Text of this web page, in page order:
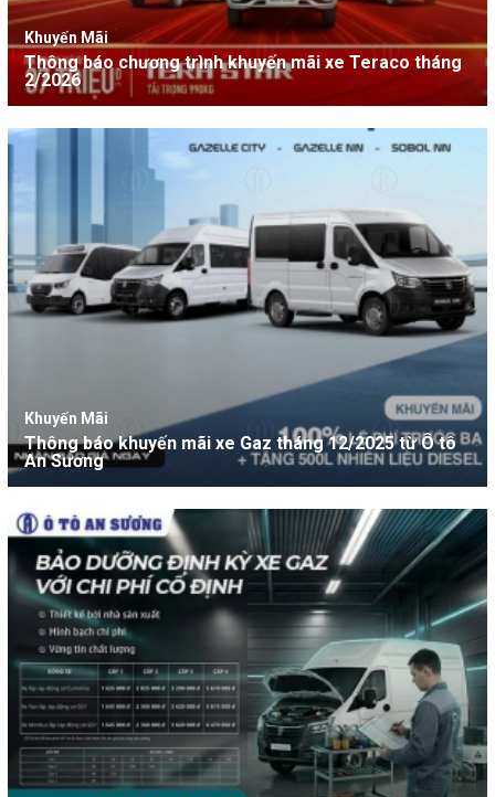
Khuyến Mãi
Thông báo chương trình khuyến mãi xe Teraco tháng
2/2026
Khuyến Mãi
Thông báo khuyến mãi xe Gaz tháng 12/2025 từ Ô tô
An Sương